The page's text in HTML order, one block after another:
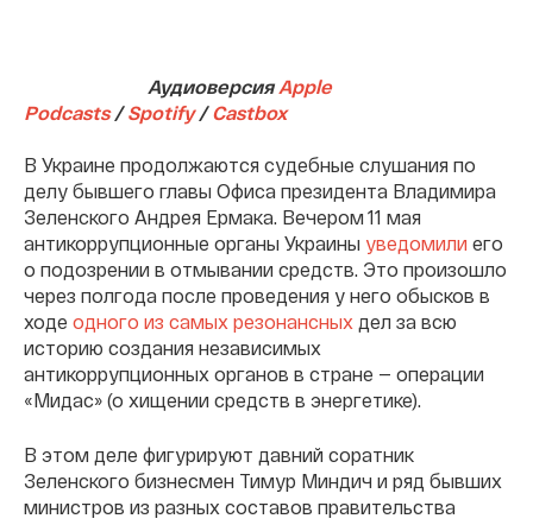
Аудиоверсия Apple
Podcasts/Spotify/Сastbox
В Украине продолжаются судебные слушания по
делу бывшего главы Офиса президента Владимира
Зеленского Андрея Ермака. Вечером 11 мая
антикоррупционные органы Украины уведомили его
о подозрении в отмывании средств. Это произошло
через полгода после проведения у него обысков в
ходе одного из самых резонансных дел за всю
историю создания независимых
антикоррупционных органов в стране — операции
«Мидас» (о хищении средств в энергетике).
В этом деле фигурируют давний соратник
Зеленского бизнесмен Тимур Миндич и ряд бывших
министров из разных составов правительства